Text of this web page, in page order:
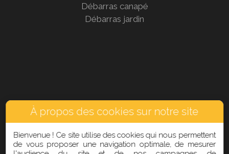
Débarras canapé
Débarras jardin
À propos des cookies sur notre site
Bienvenue ! Ce site utilise des cookies qui nous permettent
de vous proposer une navigation optimale, de mesurer